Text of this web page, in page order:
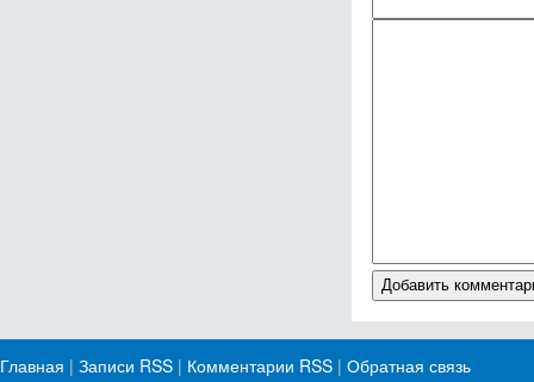
Главная | Записи RSS | Комментарии RSS | Обратная связь